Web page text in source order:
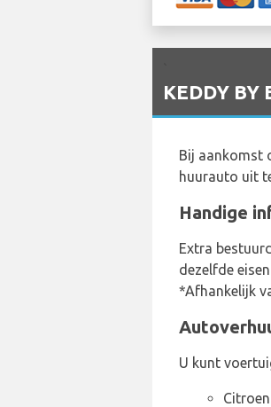
KEDDY
Bij aankomst
huurauto uit
Handige
Extra
dezelfde
*Afhankelijk
U kunt
Citroen